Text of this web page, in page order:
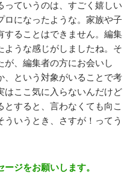
っていうのは、すごく嬉しい
ロになったような。家族や子
することはできません。編集
ような感じがしましたね。そ
が、編集者の方にお会いし
、という対象がいることで考
はここ気に入らないんだけど
すると、言わなくても向こ
いうとき、さすが！ってう
ジをお願いします。